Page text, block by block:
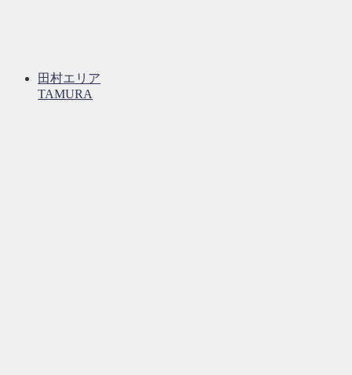
田村エリア
TAMURA